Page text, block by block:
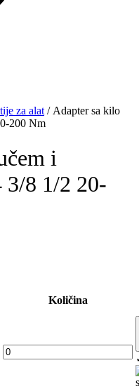
za alat / Adapter sa kilo
200 Nm
i
3/8 1/2 20-
Količina